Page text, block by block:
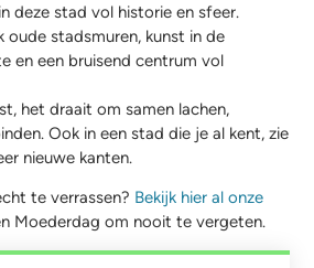
deze stad vol historie en sfeer.
oude stadsmuren, kunst in de
en een bruisend centrum vol
het draait om samen lachen,
Ook in een stad die je al kent, zie
nieuwe kanten.
te verrassen? Bekijk hier al onze
Moederdag om nooit te vergeten.